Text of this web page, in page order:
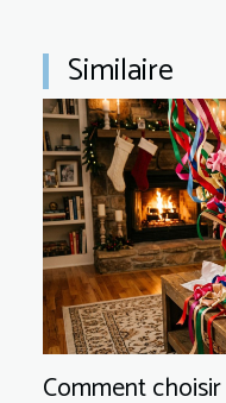
Similaire
Comment